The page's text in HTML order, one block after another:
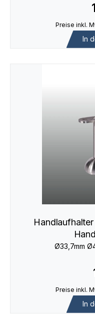
Preise inkl.
In
Ø33,7mm
Preise inkl.
In